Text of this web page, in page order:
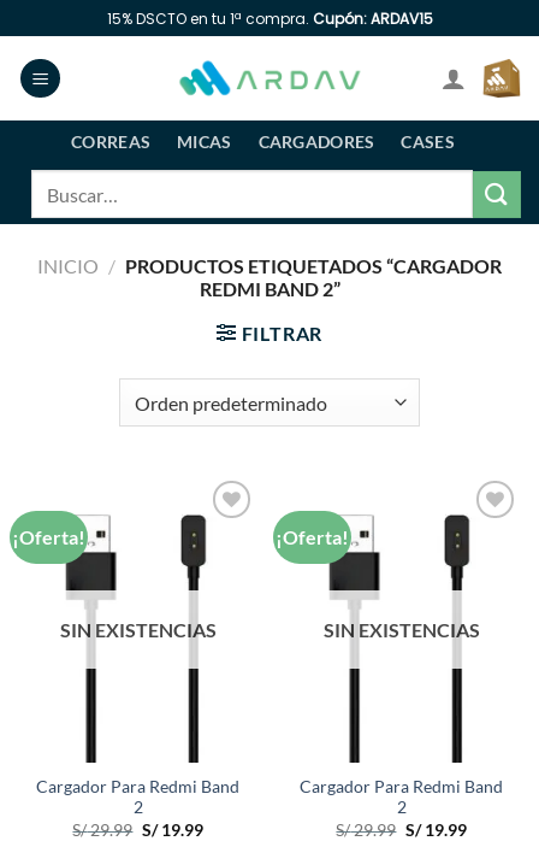
al
contenido
15% DSCTO en tu 1ª compra. Cupón: ARDAV15
CORREAS MICAS CARGADORES
CASES
INICIO / PRODUCTOS ETIQUETADOS “CARGADOR
REDMI BAND 2”
FILTRAR
¡Oferta!
lista de
SIN EXISTENCIAS
Cargador Para Redmi Band
2
S/29.99 El
S/19.99El
¡Oferta!
lista de
SIN EXISTENCIAS
Cargador Para Redmi Band
2
S/29.99 El
S/19.99El